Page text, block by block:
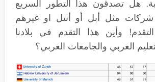
هل تصدقون هذا التطور السريع
مثل أبل أو أنتل او غيرهم
وأين هذا التقدم في بلادنا
العربي والجامعات العربي؟